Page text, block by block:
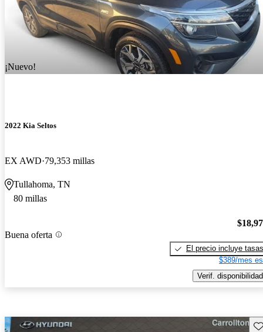
¡Nuevo!
2022 Kia Seltos
EX AWD 79,353 millas
Tullahoma, TN
80 millas
Buena oferta
El precio incluye tasas
$389/mes
Verif. disponibilidad